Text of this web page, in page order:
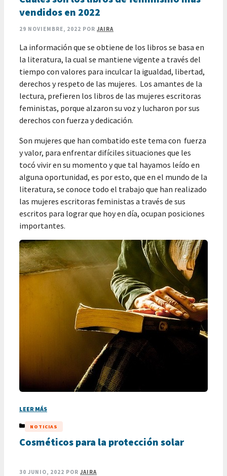
vendidos en 2022
29 NOVIEMBRE, 2022 POR JAIRA
La información que se obtiene de los libros se basa en
la literatura, la cual se mantiene vigente a través del
tiempo con valores para inculcar la igualdad, libertad,
derechos y respeto de las mujeres. Los amantes de la
lectura, prefieren los libros de las mujeres escritoras
feministas, porque alzaron su voz y lucharon por sus
derechos con fuerza y dedicación.
Son mujeres que han combatido este tema con fuerza
y valor, para enfrentar difíciles situaciones que les
tocó vivir en su momento y que tal hayamos leído en
alguna oportunidad, es por esto, que en el mundo de la
literatura, se conoce todo el trabajo que han realizado
las mujeres escritoras feministas a través de sus
escritos para lograr que hoy en día, ocupan posiciones
importantes.
LEER MÁS
CATEGORÍAS
NOTICIAS
Cosméticos para la protección solar
30 JUNIO, 2022 POR JAIRA